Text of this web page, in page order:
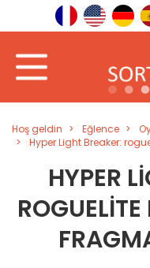
Hoş geldin Eğlence
Hyper Light Breaker:
HYPER